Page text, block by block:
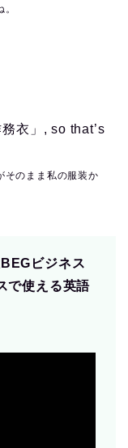
衣」, so that’s
そのまま私の服装か
ビジネス
で使える英語